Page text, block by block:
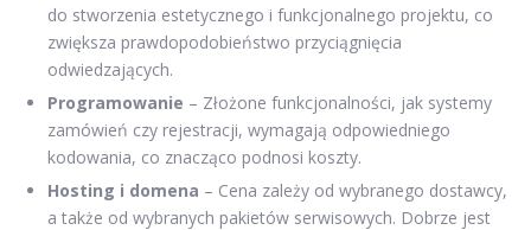
do stworzenia estetycznego i funkcjonalnego projektu, co
zwiększa prawdopodobieństwo przyciągnięcia
odwiedzających.
Programowanie – Złożone funkcjonalności, jak systemy
zamówień czy rejestracji, wymagają odpowiedniego
kodowania, co znacząco podnosi koszty.
Hosting i domena – Cena zależy od wybranego dostawcy,
a także od wybranych pakietów serwisowych. Dobrze jest